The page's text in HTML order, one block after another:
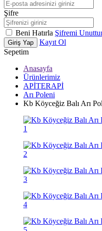
Şifre
Beni Hatırla Şifremi
Giriş Yap
Kayıt Ol
Sepetim
Anasayfa
Ürünlerimiz
APİTERAPİ
Arı Poleni
Kb Köyceğiz Balı Arı